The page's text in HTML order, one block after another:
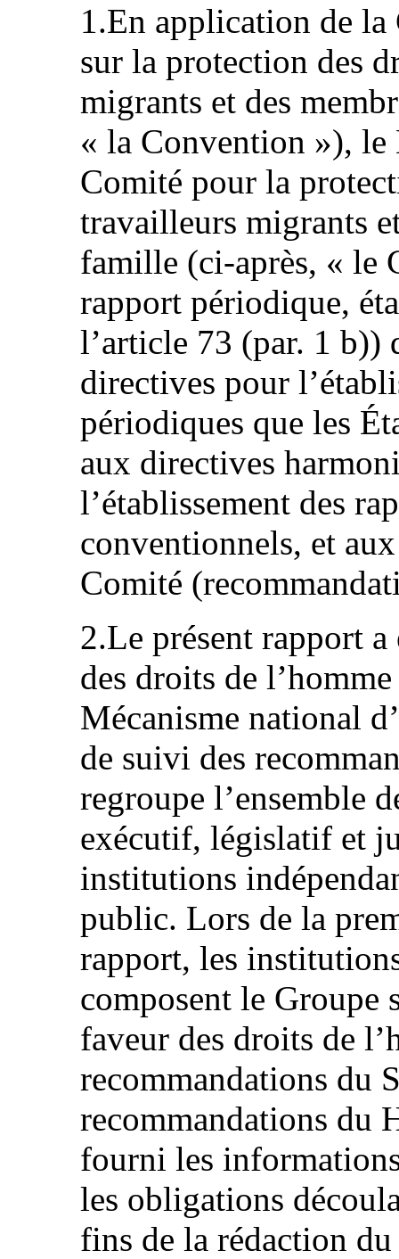
1.En application de
sur la protection des
migrants et des
« la Convention »), le
Comité pour la
travailleurs migrants
famille (ci-après, « le
rapport périodique,
l’article 73 (par. 1 b))
directives pour
périodiques que les
aux directives
l’établissement des
conventionnels, et
Comité
2.Le présent rapport
des droits de
Mécanisme national
de suivi des
regroupe l’ensemble
exécutif, législatif et
institutions
public. Lors de la
rapport, les
composent le Groupe
faveur des droits de
recommandations du
recommandations du
fourni les
les obligations
fins de la rédaction